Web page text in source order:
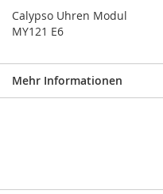
Calypso Uhren Modul
MY121 E6
Mehr Informationen